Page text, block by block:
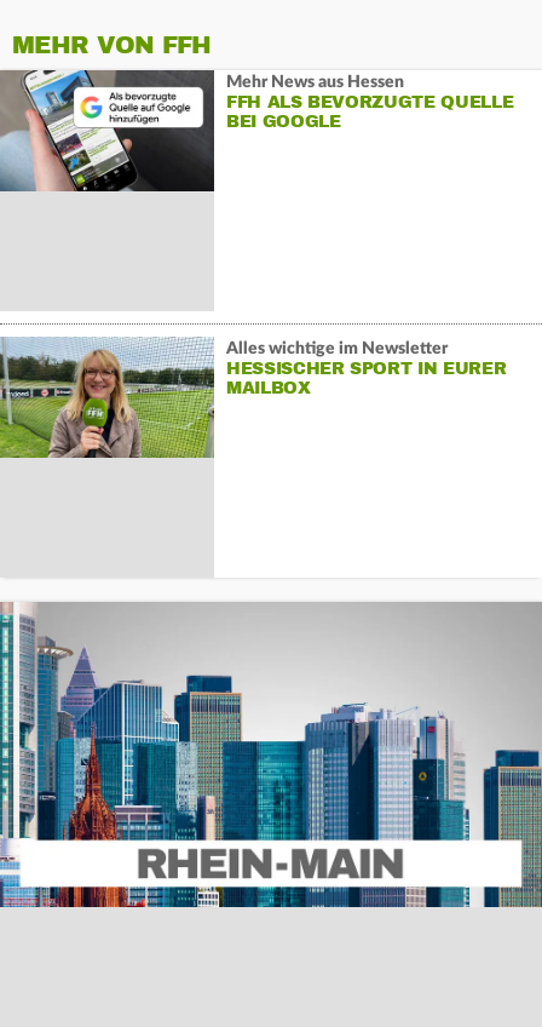
MEHR VON FFH
Mehr News aus Hessen
FFH ALS BEVORZUGTE QUELLE
BEI GOOGLE
Alles wichtige im Newsletter
HESSISCHER SPORT IN EURER
MAILBOX